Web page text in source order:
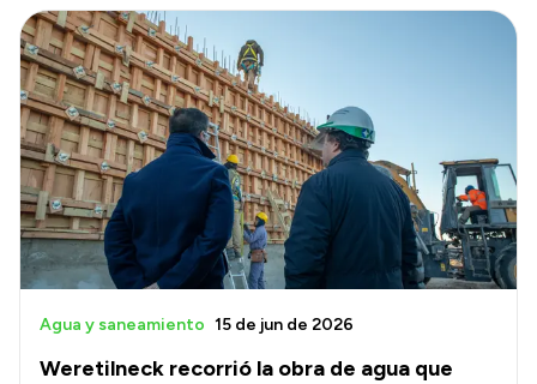
Weretilneck recorrió la obra de agua que
Agua y saneamiento 15 de jun de 2026